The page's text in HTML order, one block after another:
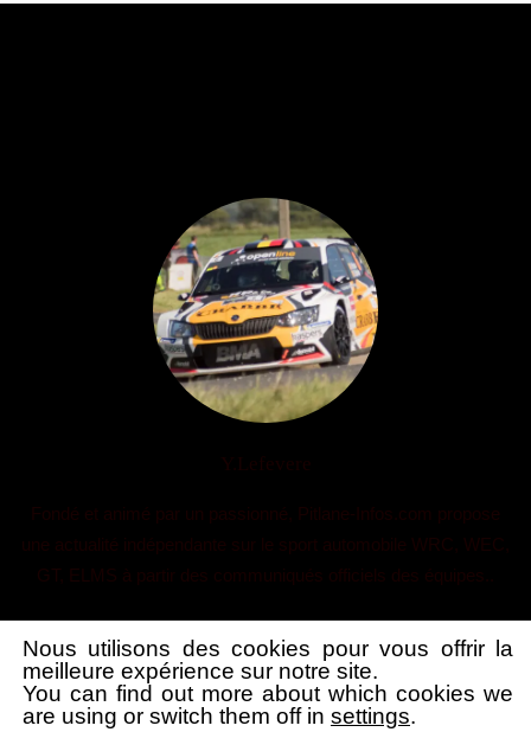
Nous utilisons des cookies pour vous offrir la
meilleure expérience sur notre site.
You can find out more about which cookies we
are using or switch them off in settings.